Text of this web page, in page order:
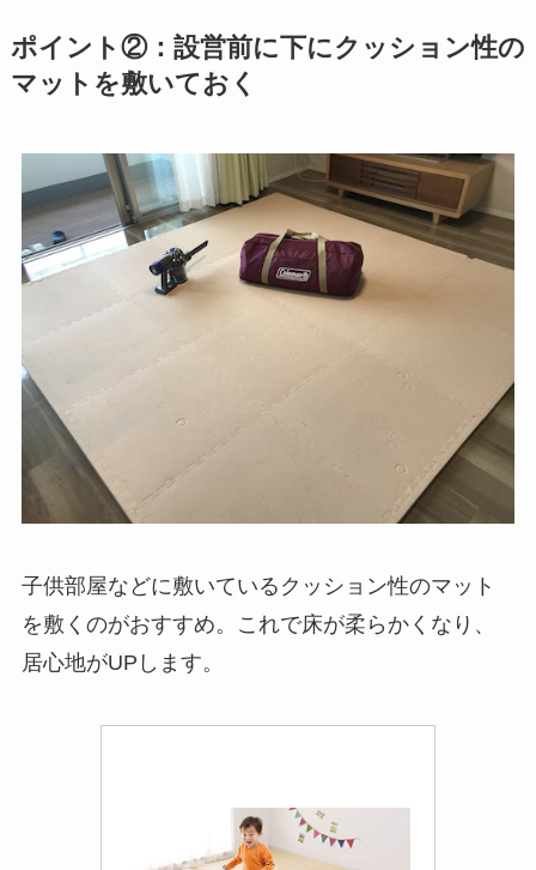
ポイント②：設営前に下にクッション性の
マットを敷いておく
子供部屋などに敷いているクッション性のマット
を敷くのがおすすめ。これで床が柔らかくなり、
居心地がUPします。